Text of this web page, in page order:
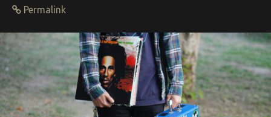
Permalink